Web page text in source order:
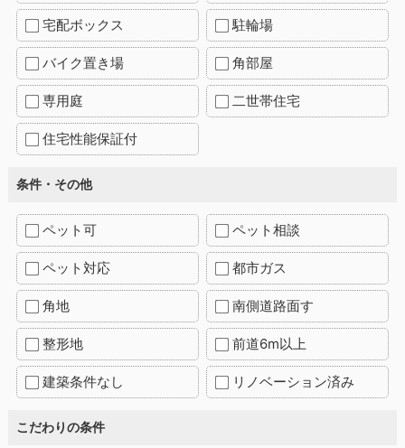
宅配ボックス 駐輪場
バイク置き場 角部屋
専用庭 二世帯住宅
住宅性能保証付
条件・その他
ペット可 ペット相談
ペット対応 都市ガス
角地 南側道路面す
整形地 前道6m以上
建築条件なし リノベーション済み
こだわりの条件